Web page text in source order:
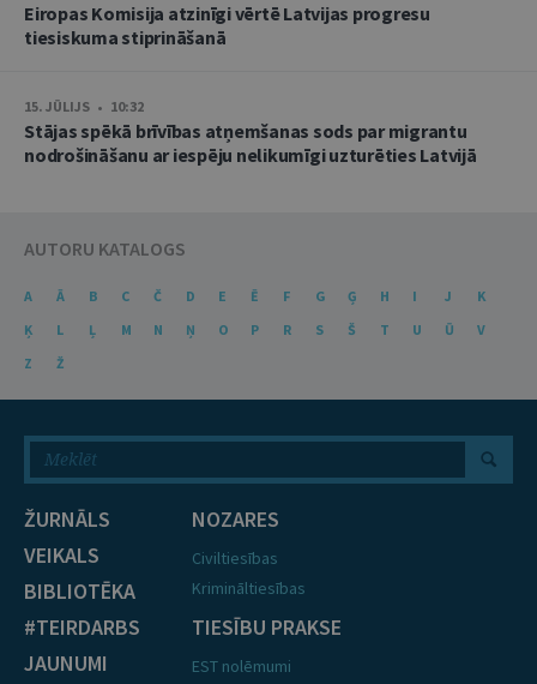
Eiropas Komisija atzinīgi vērtē Latvijas progresu
tiesiskuma stiprināšanā
15. JŪLIJS • 10:32
Stājas spēkā brīvības atņemšanas sods par migrantu
nodrošināšanu ar iespēju nelikumīgi uzturēties Latvijā
AUTORU KATALOGS
A Ā B C Č D E Ē F G Ģ H I J
K
Ķ
L Ļ M N Ņ O P R S Š T U Ū
V
Z
Ž
ŽURNĀLS
VEIKALS
BIBLIOTĒKA
#TEIRDARBS
JAUNUMI
NOZARES
Civiltiesības
Krimināltiesības
TIESĪBU PRAKSE
EST nolēmumi